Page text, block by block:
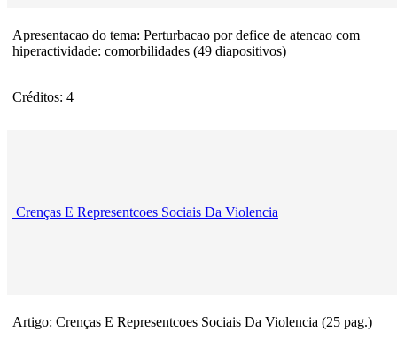
Apresentacao do tema: Perturbacao por defice de atencao com
hiperactividade: comorbilidades (49 diapositivos)
Créditos: 4
Crenças E Representcoes Sociais Da Violencia
Artigo: Crenças E Representcoes Sociais Da Violencia (25 pag.)